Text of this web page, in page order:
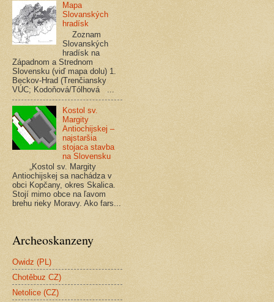
Mapa
Slovanských
hradísk
Zoznam
Slovanských
hradísk na
Západnom a Strednom
Slovensku (viď mapa dolu) 1.
Beckov-Hrad (Trenčiansky
VÚC; Kodoňová/Tólhová ...
Kostol sv.
Margity
Antiochijskej –
najstaršia
stojaca stavba
na Slovensku
„Kostol sv. Margity
Antiochijskej sa nachádza v
obci Kopčany, okres Skalica.
Stojí mimo obce na ľavom
brehu rieky Moravy. Ako fars...
Archeoskanzeny
Owidz (PL)
Chotěbuz CZ)
Netolice (CZ)